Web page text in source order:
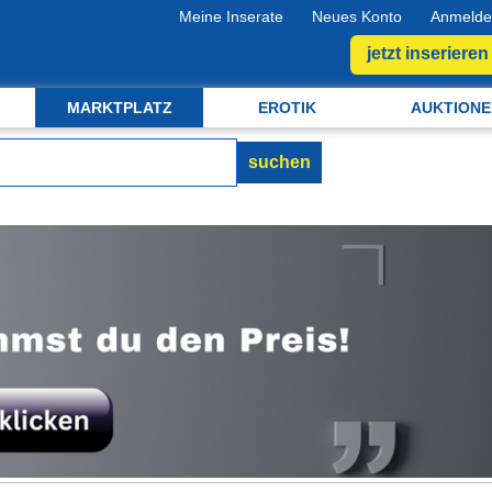
Meine Inserate Neues Konto
jetzt inserieren
MARKTPLATZ EROTIK
suchen